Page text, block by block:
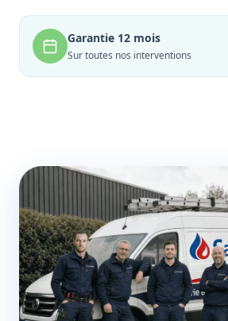
Garantie 12 mois
Sur toutes nos interventions